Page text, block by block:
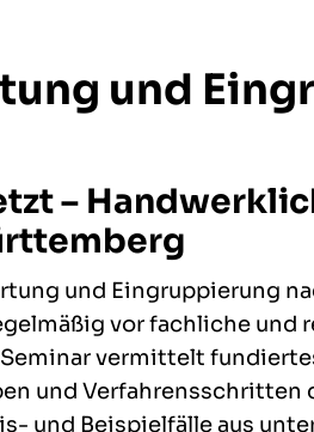
und
–
und Eingruppierung
vor fachliche und
vermittelt
und Verfahrensschritten
und Beispielfälle aus